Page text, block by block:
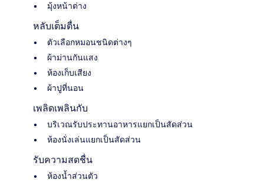
มุ้งหน้าต่าง
หลับเต็มตื่น
ตัวเลือกหมอนชนิดต่างๆ
ผ้าม่านกันแสง
ห้องเก็บเสียง
ผ้าปูที่นอน
เพลิดเพลินกับ
บริเวณรับประทานอาหารแยกเป็นสัดส่วน
ห้องนั่งเล่นแยกเป็นสัดส่วน
รับความสดชื่น
ห้องน้ำส่วนตัว